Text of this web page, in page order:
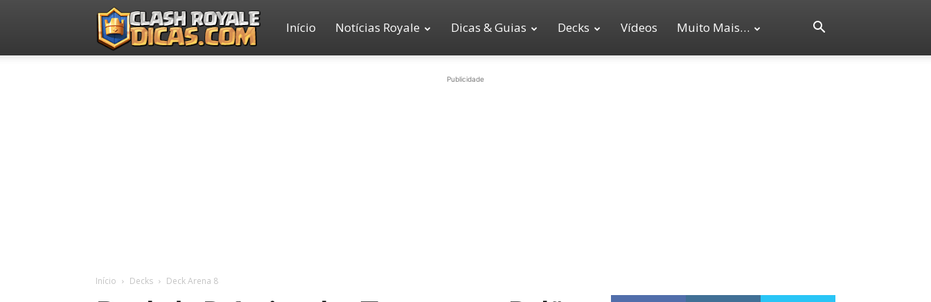
Clash
Início Notícias Royale Dicas & Guias Decks Vídeos Muito Mais…
Publicidade
Início Decks Deck Arena 8